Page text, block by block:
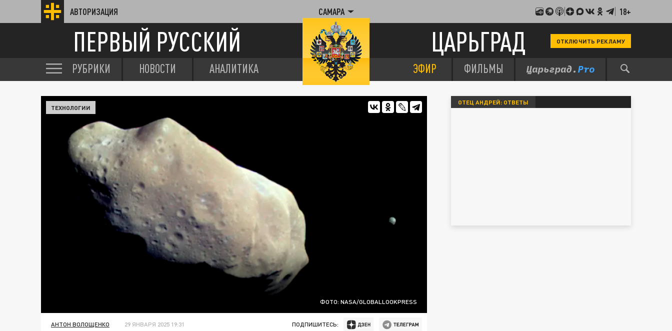
АВТОРИЗАЦИЯ САМАРА 18+
ПЕРВЫЙ РУССКИЙ ЦАРЬГРАД ОТКЛЮЧИТЬ РЕКЛАМУ
РУБРИКИ НОВОСТИ АНАЛИТИКА ЭФИР ФИЛЬМЫ
ФОТО: NASA/GLOBALLOOKPRESS
ТЕХНОЛОГИИ
АНТОН ВОЛОЩЕНКО 29 ЯНВАРЯ 2025 19:31 ПОДПИШИТЕСЬ:
ОТЕЦ АНДРЕЙ: ОТВЕТЫ